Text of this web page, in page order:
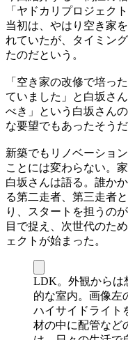
「ヤドカリプロジェク
当初は、やはり空き家
れていたが、タイミン
たのだという。
「空き家の改修で培っ
ていました」と白坂さ
べき」という白坂さん
な要望でもあったそうだ
新築でもリノベーショ
ことには変わらない。
白坂さんは語る。誰か
る第二走者、第三走者
り、スタートを担うの
目で捉え、次世代のた
ェクトが始まった。
LDK。外観からは
的な室内。画像左
ハイサイドライト
材の中に配管など